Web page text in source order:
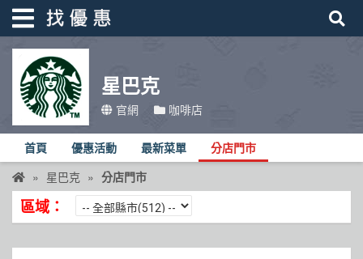
星巴克
官網 咖啡店
首頁 優惠活動 最新菜單 分店門市
星巴克 分店門市
區域：
找優惠
首頁
優惠活動
折價卷
線上DM
找菜單